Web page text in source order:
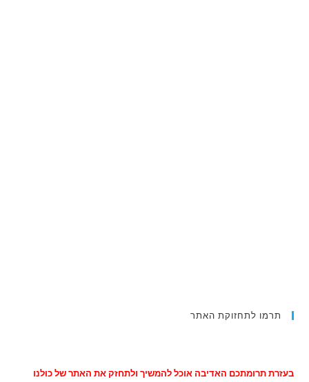
תרמו לתחזוקת האתר
בעזרת תרומתכם האדיבה אוכל להמשיך ולתחזק את האתר של כולנו